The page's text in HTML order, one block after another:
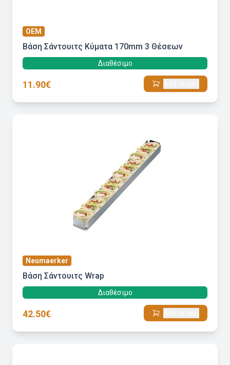
ΟΕΜ
Βάση Σάντουιτς Κύματα 170mm 3 Θέσεων
Διαθέσιμο
11.90€
Neumaerker
Βάση Σάντουιτς Wrap
Διαθέσιμο
42.50€